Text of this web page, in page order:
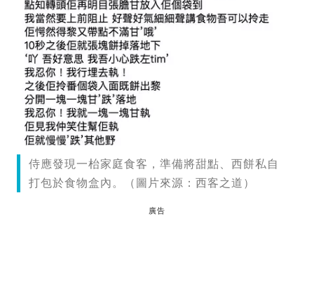
侍應發現一枱家庭食客，準備將甜點、西餅私自
打包於食物盒內。（圖片來源：西客之道）
廣告